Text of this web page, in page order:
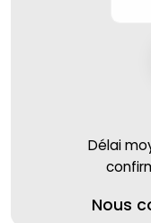
Délai
Nous